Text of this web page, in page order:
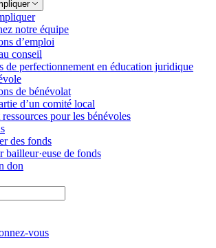
notre équipe
d’emploi
conseil
de perfectionnement en éducation juridique
de bénévolat
d’un comité local
pour les bénévoles
des fonds
bailleur·euse de fonds
don
vous